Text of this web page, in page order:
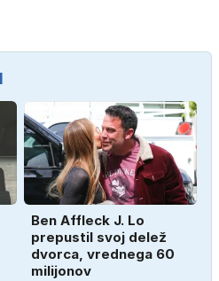
Ben Affleck J. Lo
prepustil svoj delež
dvorca, vrednega 60
milijonov